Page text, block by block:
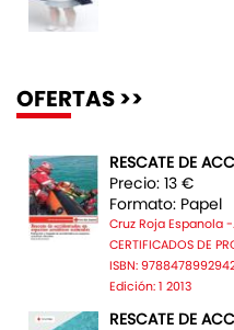
OFERTAS >>
RESCATE DE
Precio: 13 €
Formato: Papel
Cruz Roja Espanola -
CERTIFICADOS DE
ISBN:
Edición: 1 2013
RESCATE DE